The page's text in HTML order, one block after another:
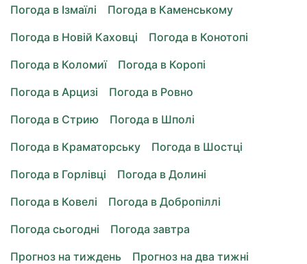
Погода в Ізмаїлі
Погода в Каменському
Погода в Новій Каховці
Погода в Конотопі
Погода в Коломиї
Погода в Коропі
Погода в Арцизі
Погода в Ровно
Погода в Стрию
Погода в Шполі
Погода в Краматорську
Погода в Шостці
Погода в Горлівці
Погода в Долині
Погода в Ковелі
Погода в Добропіллі
Погода сьогодні
Погода завтра
Прогноз на тиждень
Прогноз на два тижні